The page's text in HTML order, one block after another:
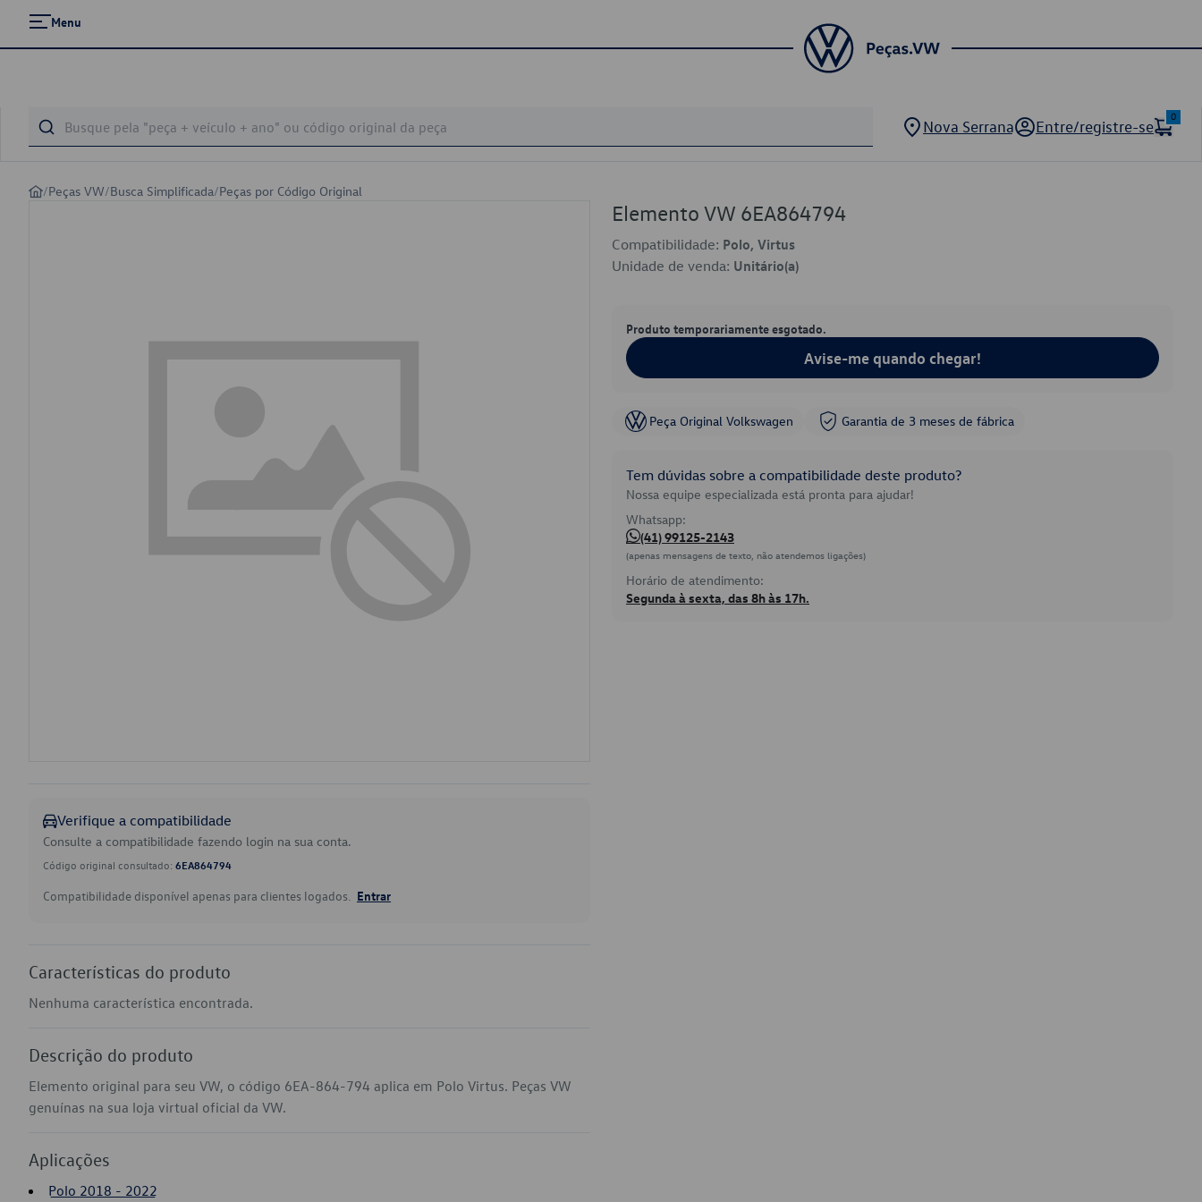
Menu
Nova Serrana Entre/registre-se
0
/Peças VW/Busca Simplificada/Peças por Código Original
Verifique a compatibilidade
Consulte a compatibilidade fazendo login na sua conta.
Código original consultado: 6EA864794
Compatibilidade disponível apenas para clientes logados. Entrar
Características do produto
Nenhuma característica encontrada.
Descrição do produto
Elemento original para seu VW, o código 6EA-864-794 aplica em Polo Virtus. Peças VW
genuínas na sua loja virtual oficial da VW.
Aplicações
Polo 2018 - 2022
Elemento VW 6EA864794
Compatibilidade: Polo, Virtus
Unidade de venda: Unitário(a)
Produto temporariamente esgotado.
Avise-me quando chegar!
Peça Original Volkswagen Garantia de 3 meses de fábrica
Tem dúvidas sobre a compatibilidade deste produto?
Nossa equipe especializada está pronta para ajudar!
Whatsapp:
(41) 99125-2143
(apenas mensagens de texto, não atendemos ligações)
Horário de atendimento:
Segunda à sexta, das 8h às 17h.